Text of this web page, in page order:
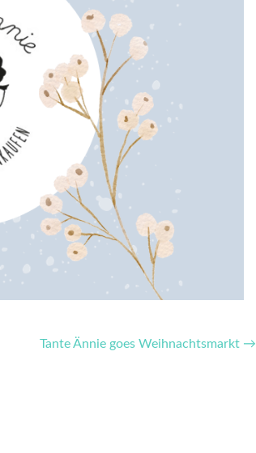
Tante Ännie goes Weihnachtsmarkt →